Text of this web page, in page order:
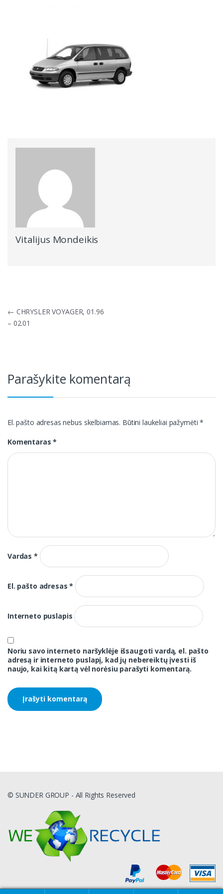
Vitalijus Mondeikis
Navigacija
tarp
įrašų
← CHRYSLER VOYAGER, 01.96
– 02.01
Parašykite komentarą
El. pašto adresas nebus skelbiamas. Būtini laukeliai pažymėti*
Komentaras*
Vardas*
El. pašto adresas*
Interneto puslapis
Noriu savo interneto naršyklėje išsaugoti vardą, el. pašto
adresą ir interneto puslapį, kad jų nebereiktų įvesti iš
naujo, kai kitą kartą vėl norėsiu parašyti komentarą.
© SUNDER GROUP - All Rights Reserved